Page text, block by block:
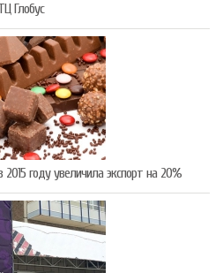
Глобус
году увеличила экспорт на 20%